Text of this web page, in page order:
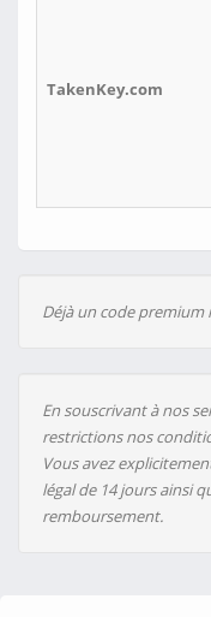
TakenKey.com
Déjà un code premium
En souscrivant à nos
restrictions nos
Vous avez
légal de 14 jours ainsi
remboursement.